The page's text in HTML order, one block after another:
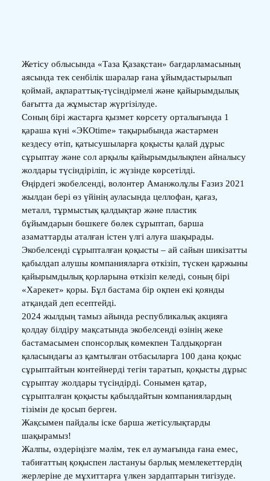
Жетісу облысында «Таза Қазақстан» бағдарламасының
аясында тек сенбілік шаралар ғана ұйымдастырылып
қоймай, ақпараттық-түсіндірмелі және қайырымдылық
бағытта да жұмыстар жүргізілуде.
Соның бірі жастарға қызмет көрсету орталығында 1
қараша күні «ЭКОtime» тақырыбында жастармен
кездесу өтіп, қатысушыларға қоқысты қалай дұрыс
сұрыптау және сол арқылы қайырымдылықпен айналысу
жолдары түсіндіріліп, іс жүзінде көрсетілді.
Өңірдегі экобелсенді, волонтер Аманжолұлы Ғазиз 2021
жылдан бері өз үйінің ауласында целлофан, қағаз,
металл, тұрмыстық қалдықтар және пластик
бұйымдарын бөшкеге бөлек сұрыптап, барша
азаматтарды аталған істен үлгі алуға шақырады.
Экобелсенді сұрыпталған қоқысты – ай сайын шикізатты
қабылдап алушы компанияларға өткізіп, түскен қаржыны
қайырымдылық қорларына өткізіп келеді, соның бірі
«Харекет» қоры. Бұл бастама бір оқпен екі қоянды
атқандай деп есептейді.
2024 жылдың тамыз айында республикалық акцияға
қолдау білдіру мақсатында экобелсенді өзінің жеке
бастамасымен спонсорлық көмекпен Талдықорған
қаласындағы аз қамтылған отбасыларға 100 дана қоқыс
сұрыптайтын контейнерді тегін таратып, қоқысты дұрыс
сұрыптау жолдары түсіндірді. Сонымен қатар,
сұрыпталған қоқысты қабылдайтын компаниялардың
тізімін де қосып берген.
Жақсымен пайдалы іске барша жетісулықтарды
шақырамыз!
Жалпы, өздеріңізге мәлім, тек ел аумағында ғана емес,
табиғаттың қоқыспен ластануы барлық мемлекеттердің
жерлеріне де мұхиттарға үлкен зардаптарын тигізуде.